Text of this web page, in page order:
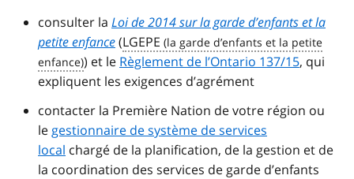
consulter la Loi de 2014 sur la garde d’enfants et la
petite enfance(LGEPE
) et le Règlement de l’Ontario 137/15, qui
expliquent les exigences d’agrément
contacter la Première Nation de votre région ou
le gestionnaire de système de services
local chargé de la planification, de la gestion et de
la coordination des services de garde d’enfants